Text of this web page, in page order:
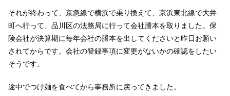
それが終わって、京急線で横浜で乗り換えて、京浜東北線で大井
町へ行って、品川区の法務局に行って会社謄本を取りました。保
険会社が決算期に毎年会社の謄本を出してくださいと昨日お願い
されてからです。会社の登録事項に変更がないかの確認をしたい
そうです。
途中でつけ麺を食べてから事務所に戻ってきました。